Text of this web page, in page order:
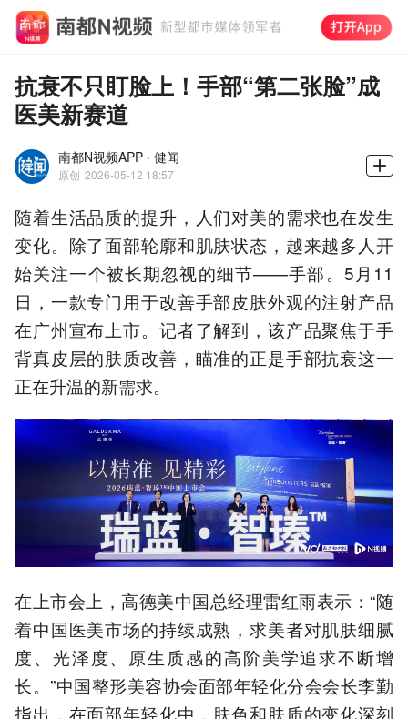
抗衰不只盯脸上！手部“第二张脸”成
医美新赛道
南都N视频APP · 健闻
原创 2026-05-12 18:57
随着生活品质的提升，人们对美的需求也在发生
变化。除了面部轮廓和肌肤状态，越来越多人开
始关注一个被长期忽视的细节——手部。5月11
日，一款专门用于改善手部皮肤外观的注射产品
在广州宣布上市。记者了解到，该产品聚焦于手
背真皮层的肤质改善，瞄准的正是手部抗衰这一
正在升温的新需求。
在上市会上，高德美中国总经理雷红雨表示：“随
着中国医美市场的持续成熟，求美者对肌肤细腻
度、光泽度、原生质感的高阶美学追求不断增
长。”中国整形美容协会面部年轻化分会会长李勤
指出，在面部年轻化中，肤色和肤质的变化深刻